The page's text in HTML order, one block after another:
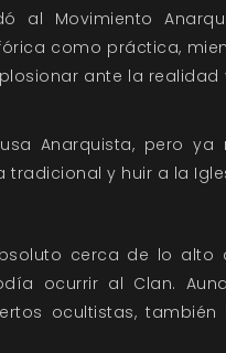
al Movimiento
como práctica,
ante la
Anarquista, pero
y huir a la
cerca de lo alto
ocurrir al Clan.
ocultistas,